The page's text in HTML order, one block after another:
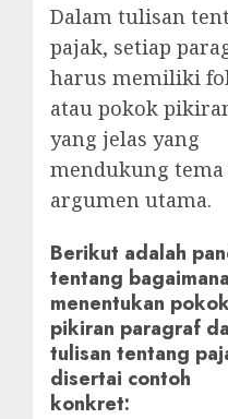
Dalam tulisan
pajak, setiap
harus memiliki
atau pokok
yang jelas yang
mendukung tema
argumen utama.
Berikut adalah
tentang bagaimana
menentukan pokok
pikiran paragraf
tulisan tentang
disertai contoh
konkret: